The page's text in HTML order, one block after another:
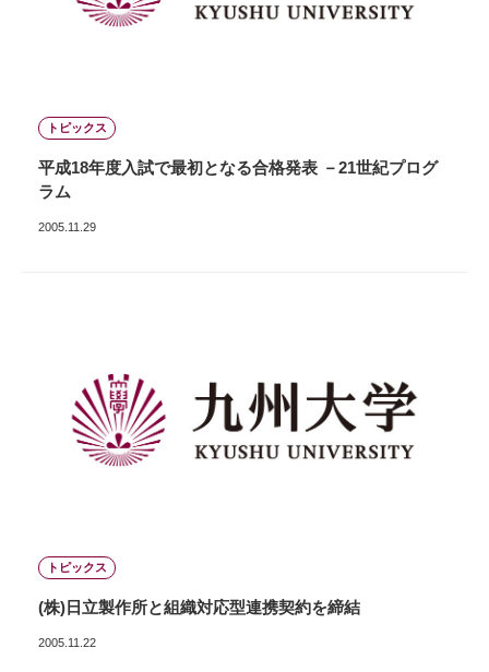
トピックス
平成18年度入試で最初となる合格発表 －21世紀プログ
ラム
2005.11.29
トピックス
(株)日立製作所と組織対応型連携契約を締結
2005.11.22